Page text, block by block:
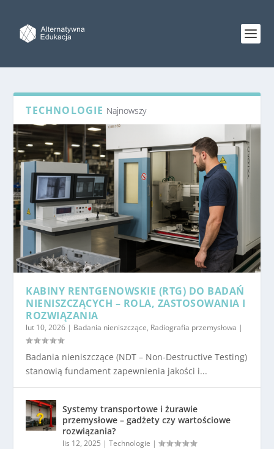
TECHNOLOGIE Najnowszy
KABINY RENTGENOWSKIE (RTG) DO BADAŃ
NIENISZCZĄCYCH – ROLA, ZASTOSOWANIA I
ROZWIĄZANIA
lut 10, 2026 | Badania nieniszczące, Radiografia przemysłowa |
Badania nieniszczące (NDT – Non-Destructive Testing)
stanowią fundament zapewnienia jakości i...
Systemy transportowe i żurawie
przemysłowe – gadżety czy wartościowe
rozwiązania?
lis 12, 2025 |Technologie |